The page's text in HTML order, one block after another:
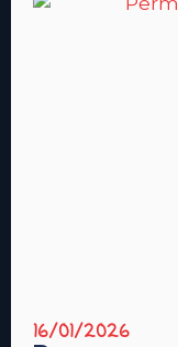
16/01/2026